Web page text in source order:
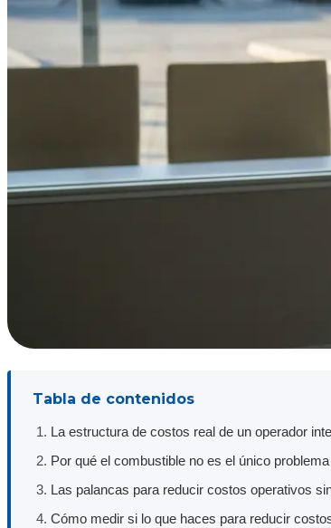
Tabla de contenidos
La estructura de costos real de un operador
Por qué el combustible no es el único
Las palancas para reducir costos operativos
Cómo medir si lo que haces para reducir